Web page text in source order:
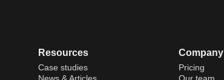
Resources
Case studies
News & Articles
Company
Pricing
Our team